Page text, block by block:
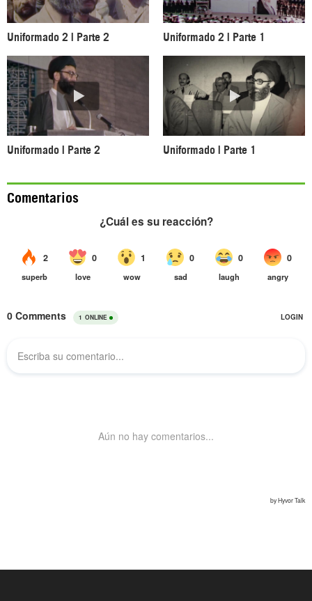
Uniformado 2 | Parte 2 Uniformado 2 | Parte 1
Uniformado | Parte 2 Uniformado | Parte 1
Comentarios